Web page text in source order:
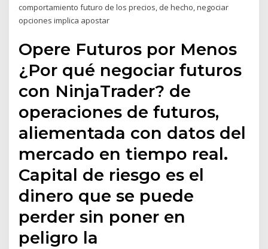
comportamiento futuro de los precios, de hecho, negociar
opciones implica apostar
Opere Futuros por Menos
¿Por qué negociar futuros
con NinjaTrader? de
operaciones de futuros,
aliementada con datos del
mercado en tiempo real.
Capital de riesgo es el
dinero que se puede
perder sin poner en
peligro la